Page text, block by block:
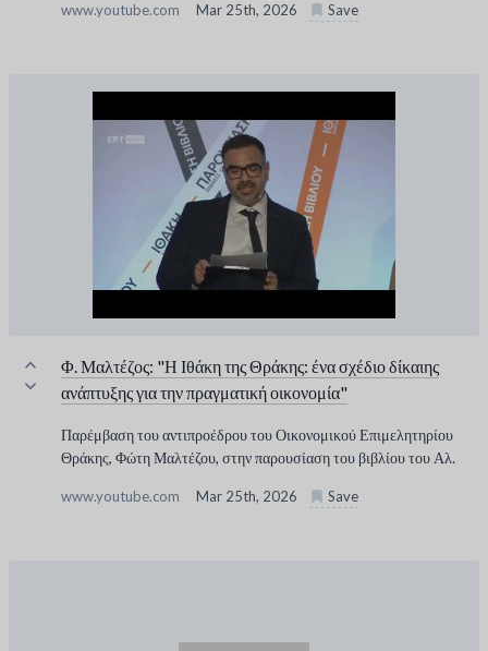
www.youtube.com Mar 25th, 2026 Save
Φ. Μαλτέζος: "Η Ιθάκη της Θράκης: ένα σχέδιο δίκαιης
ανάπτυξης για την πραγματική οικονομία"
Παρέμβαση του αντιπροέδρου του Οικονομικού Επιμελητηρίου
Θράκης, Φώτη Μαλτέζου, στην παρουσίαση του βιβλίου του Αλ.
www.youtube.com Mar 25th, 2026 Save